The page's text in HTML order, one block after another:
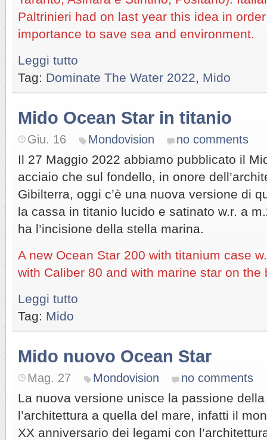
Paltrinieri had on last year this idea in
importance to save sea and environment.
Leggi tutto
Tag: Dominate The Water 2022 Mido
Mido Ocean Star in titanio
Giu. 16 Mondovision no comments
Il 27 Maggio 2022 abbiamo pubblicato il
acciaio che sul fondello, in onore
Gibilterra, oggi c’è una nuova versione di
la cassa in titanio lucido e satinato w.r. a
ha l’incisione della stella marina.
A new Ocean Star 200 with titanium case
with Caliber 80 and with marine star on the
Leggi tutto
Tag: Mido
Mido nuovo Ocean Star
Mag. 27 Mondovision no comments
La nuova versione unisce la passione
l’architettura a quella del mare, infatti il
XX anniversario dei legami con